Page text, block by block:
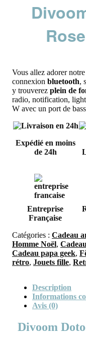
Vous allez adorer notre
connexion bluetooth,
y trouverez plein de
radio, notification,
W avec un port de
Expédié en moins
de 24h
Entreprise
Française
Catégories : Cadeau
Homme Noël,
Cadeau papa geek,
rétro, Jouets fille,
Description
Informations
Avis (0)
Divoom